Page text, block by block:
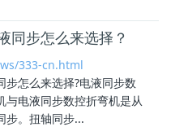
同步怎么来选择？
333-cn.html
怎么来选择?电液同步数
与电液同步数控折弯机是从
步。扭轴同步...